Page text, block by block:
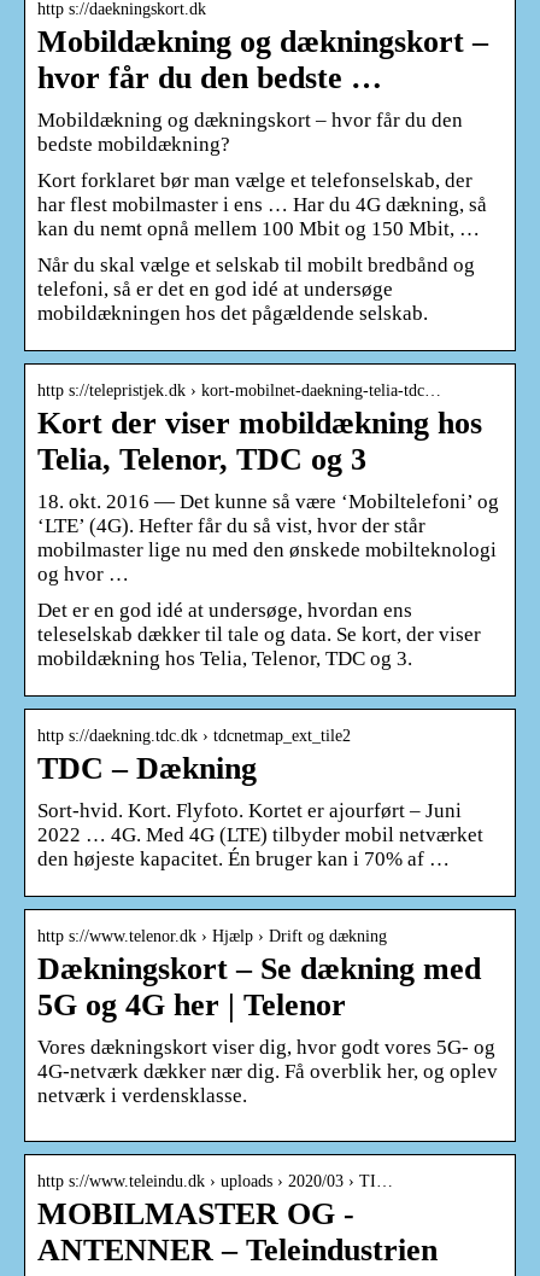
http s://daekningskort.dk
Mobildækning og dækningskort –
hvor får du den bedste …
Mobildækning og dækningskort – hvor får du den
bedste mobildækning?
Kort forklaret bør man vælge et telefonselskab, der
har flest mobilmaster i ens … Har du 4G dækning, så
kan du nemt opnå mellem 100 Mbit og 150 Mbit, …
Når du skal vælge et selskab til mobilt bredbånd og
telefoni, så er det en god idé at undersøge
mobildækningen hos det pågældende selskab.
http s://telepristjek.dk › kort-mobilnet-daekning-telia-tdc…
Kort der viser mobildækning hos
Telia, Telenor, TDC og 3
18. okt. 2016 — Det kunne så være ‘Mobiltelefoni’ og
‘LTE’ (4G). Hefter får du så vist, hvor der står
mobilmaster lige nu med den ønskede mobilteknologi
og hvor …
Det er en god idé at undersøge, hvordan ens
teleselskab dækker til tale og data. Se kort, der viser
mobildækning hos Telia, Telenor, TDC og 3.
http s://daekning.tdc.dk › tdcnetmap_ext_tile2
TDC – Dækning
Sort-hvid. Kort. Flyfoto. Kortet er ajourført – Juni
2022 … 4G. Med 4G (LTE) tilbyder mobil netværket
den højeste kapacitet. Én bruger kan i 70% af …
http s://www.telenor.dk › Hjælp › Drift og dækning
Dækningskort – Se dækning med
5G og 4G her | Telenor
Vores dækningskort viser dig, hvor godt vores 5G- og
4G-netværk dækker nær dig. Få overblik her, og oplev
netværk i verdensklasse.
http s://www.teleindu.dk › uploads › 2020/03 › TI…
MOBILMASTER OG -
ANTENNER – Teleindustrien